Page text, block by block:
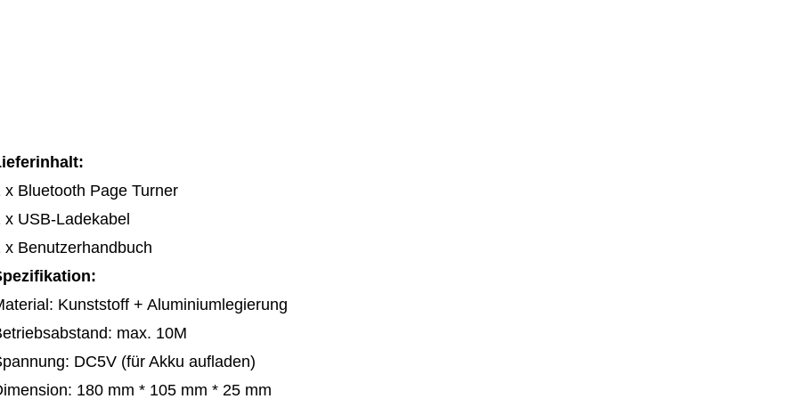
x Bluetooth Page Turner
x USB-Ladekabel
x Benutzerhandbuch
Kunststoff + Aluminiumlegierung
max. 10M
DC5V (für Akku aufladen)
180 mm * 105 mm * 25 mm